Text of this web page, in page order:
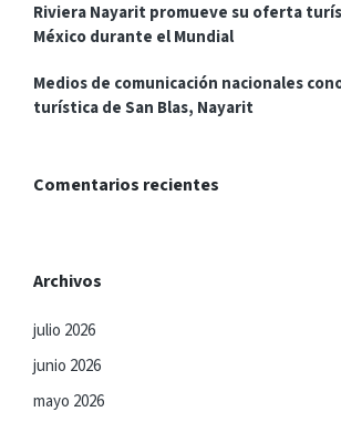
Riviera Nayarit promueve su oferta
México durante el Mundial
Medios de comunicación nacionales
turística de San Blas, Nayarit
Comentarios recientes
Archivos
julio 2026
junio 2026
mayo 2026